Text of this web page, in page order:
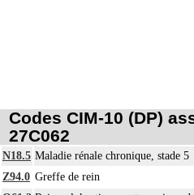
Codes CIM-10 (DP)
27C062
N18.5 Maladie rénale chronique, stade 5
Z94.0 Greffe de rein